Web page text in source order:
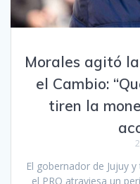
Morales agitó
el Cambio:
tiren la
El gobernador de Jujuy
el PRO atraviesa un